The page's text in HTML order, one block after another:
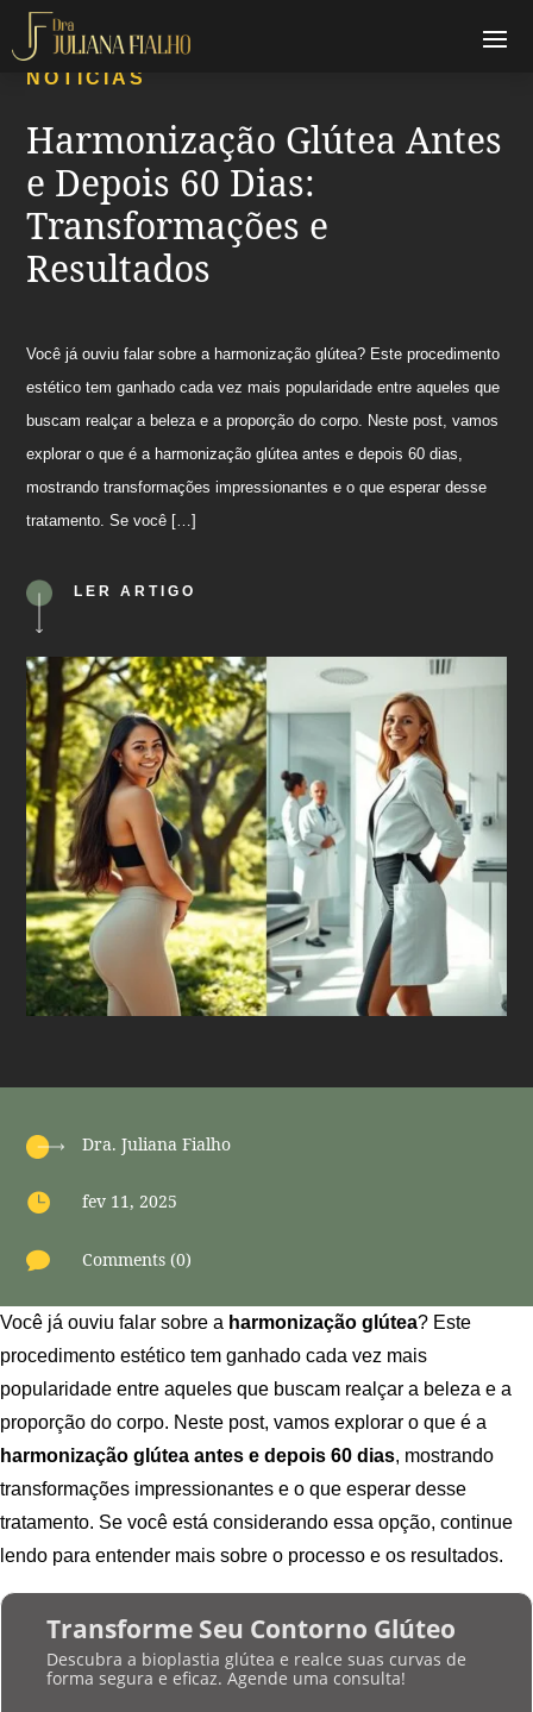
NOTÍCIAS
Harmonização Glútea Antes
e Depois 60 Dias:
Transformações e
Resultados
Você já ouviu falar sobre a harmonização glútea? Este procedimento
estético tem ganhado cada vez mais popularidade entre aqueles que
buscam realçar a beleza e a proporção do corpo. Neste post, vamos
explorar o que é a harmonização glútea antes e depois 60 dias,
mostrando transformações impressionantes e o que esperar desse
tratamento. Se você […]
LER ARTIGO
Dra. Juliana Fialho
 fev 11, 2025
 Comments (0)
Você já ouviu falar sobre a harmonização glútea? Este
procedimento estético tem ganhado cada vez mais
popularidade entre aqueles que buscam realçar a beleza e a
proporção do corpo. Neste post, vamos explorar o que é a
harmonização glútea antes e depois 60 dias, mostrando
transformações impressionantes e o que esperar desse
tratamento. Se você está considerando essa opção, continue
lendo para entender mais sobre o processo e os resultados.
Transforme Seu Contorno Glúteo
Descubra a bioplastia glútea e realce suas curvas de
forma segura e eficaz. Agende uma consulta!